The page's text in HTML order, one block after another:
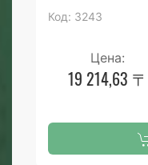
Код: 3243
Цена:
19 214,63 〒